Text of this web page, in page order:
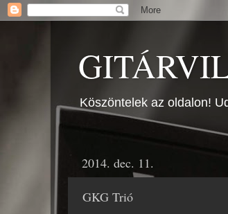
Köszöntelek az oldalon!
2014. dec. 11.
GKG Trió